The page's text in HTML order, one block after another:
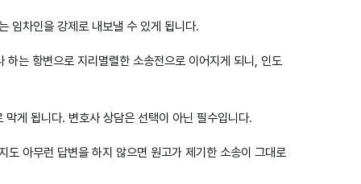
임차인을 강제로 내보낼 수 있게 됩니다.
는 항변으로 지리멸렬한 소송전으로 이어지게 되니, 인도
게 됩니다. 변호사 상담은 선택이 아닌 필수입니다.
도 아무런 답변을 하지 않으면 원고가 제기한 소송이 그대로